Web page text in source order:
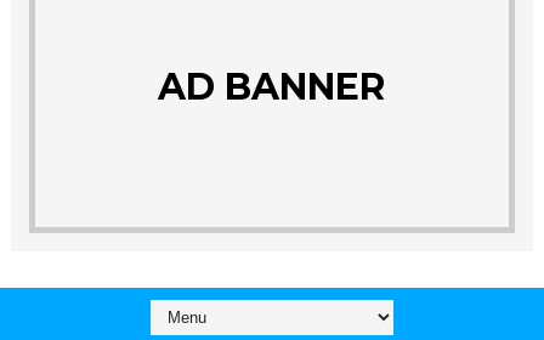
AD BANNER